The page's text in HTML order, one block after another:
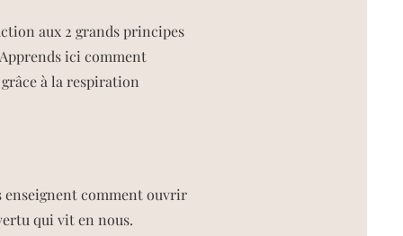
aux 2 grands principes
ici comment
à la respiration
enseignent comment ouvrir
qui vit en nous.​